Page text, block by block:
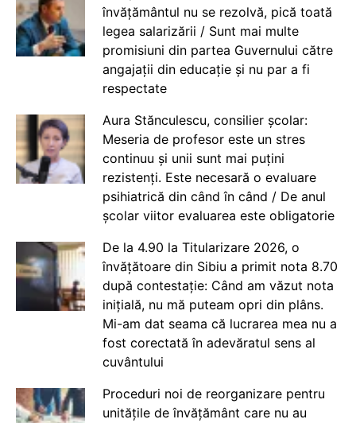
învățământul nu se rezolvă, pică toată
legea salarizării / Sunt mai multe
promisiuni din partea Guvernului către
angajații din educație și nu par a fi
respectate
Aura Stănculescu, consilier școlar:
Meseria de profesor este un stres
continuu și unii sunt mai puțini
rezistenți. Este necesară o evaluare
psihiatrică din când în când / De anul
școlar viitor evaluarea este obligatorie
De la 4.90 la Titularizare 2026, o
învățătoare din Sibiu a primit nota 8.70
după contestație: Când am văzut nota
inițială, nu mă puteam opri din plâns.
Mi-am dat seama că lucrarea mea nu a
fost corectată în adevăratul sens al
cuvântului
Proceduri noi de reorganizare pentru
unitățile de învățământ care nu au